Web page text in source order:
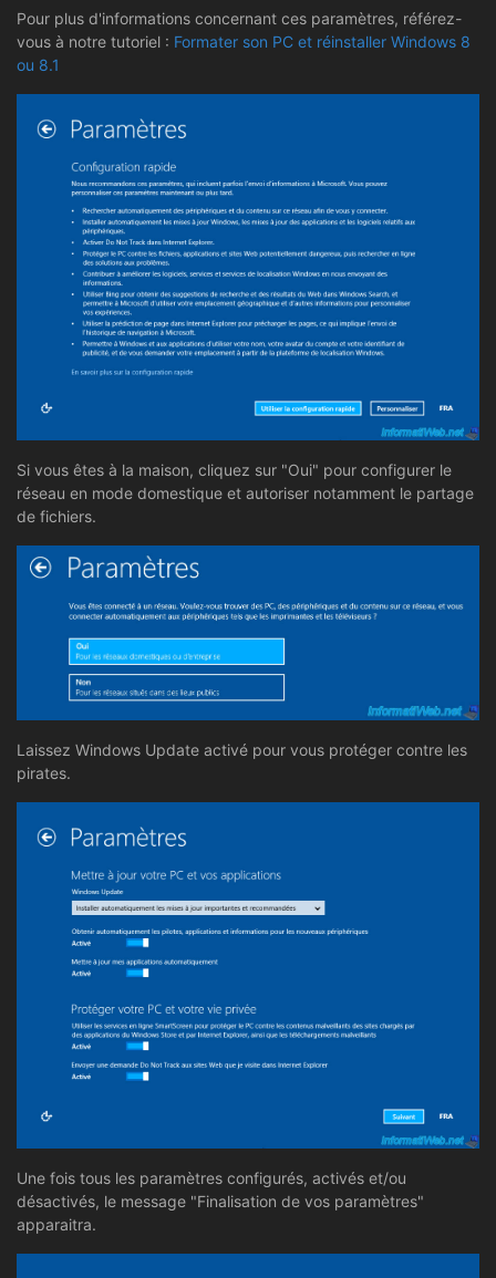
Pour plus d'informations concernant ces paramètres, référez-
vous à notre tutoriel : Formater son PC et réinstaller Windows 8
ou 8.1
Si vous êtes à la maison, cliquez sur "Oui" pour configurer le
réseau en mode domestique et autoriser notamment le partage
de fichiers.
Laissez Windows Update activé pour vous protéger contre les
pirates.
Une fois tous les paramètres configurés, activés et/ou
désactivés, le message "Finalisation de vos paramètres"
apparaitra.